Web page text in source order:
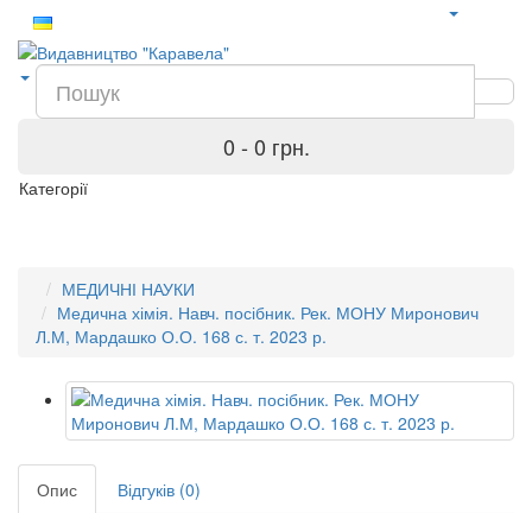
0 - 0 грн.
Категорії
МЕДИЧНІ НАУКИ
Медична хімія. Навч. посібник. Рек. МОНУ Миронович
Л.М, Мардашко О.О. 168 с. т. 2023 р.
Опис
Відгуків (0)